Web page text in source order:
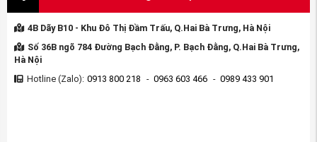
4B Dãy B10 - Khu Đô Thị Đầm Trấu, Q.Hai Bà Trưng, Hà Nội
Số 36B ngõ 784 Đường Bạch Đằng, P. Bạch Đằng, Q.Hai Bà Trưng,
Hà Nội
Hotline (Zalo): 0913 800 218 - 0963 603 466 - 0989 433 901